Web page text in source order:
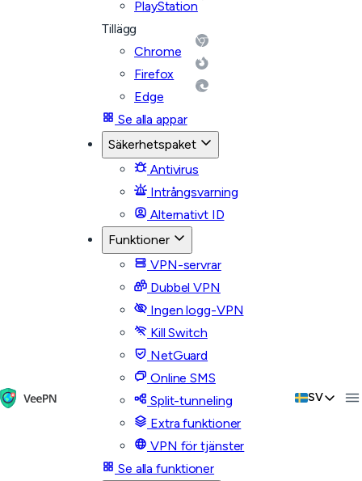
PlayStation
Tillägg
Chrome
Firefox
Edge
Se alla appar
Säkerhetspaket
Antivirus
Intrångsvarning
Alternativt ID
Funktioner
VPN-servrar
Dubbel VPN
Ingen logg-VPN
Kill Switch
NetGuard
Online SMS
Split-tunneling
Extra funktioner
VPN för tjänster
Se alla funktioner
SV